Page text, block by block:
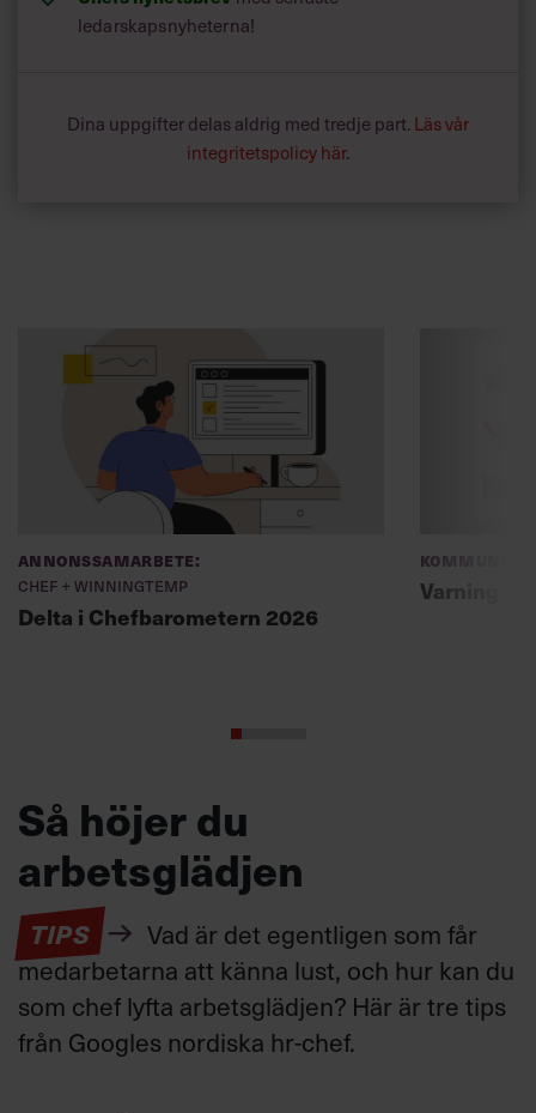
ledarskapsnyheterna!
Dina uppgifter delas aldrig med tredje part. Läs vår
integritetspolicy här.
Annonssamarbete:
Chef + Winningtemp
Delta i Chefbarometern 2026
Varning
Så höjer du
arbetsglädjen
TIPS
Vad är det egentligen som får
medarbetarna att känna lust, och hur kan du
som chef lyfta arbetsglädjen? Här är tre tips
från Googles nordiska hr-chef.